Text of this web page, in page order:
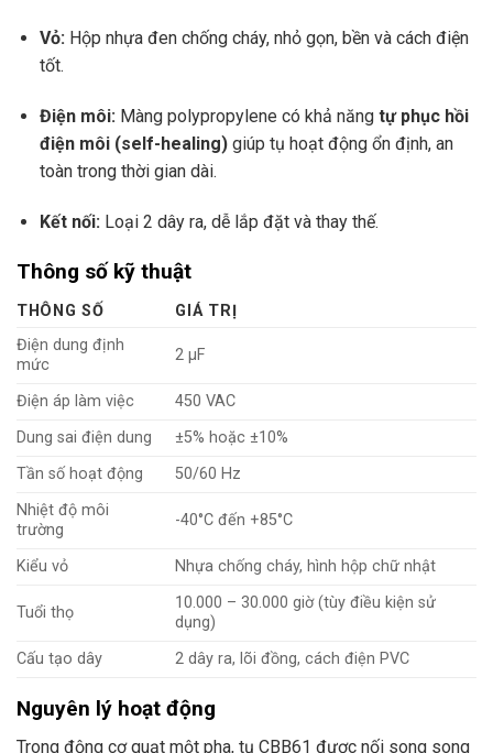
Vỏ:Hộp nhựa đen chống cháy, nhỏ gọn, bền và cách điện
tốt.
Điện môi:Màng polypropylene có khả năng tự phục hồi
điện môi (self-healing)giúp tụ hoạt động ổn định, an
toàn trong thời gian dài.
Kết nối:Loại 2 dây ra, dễ lắp đặt và thay thế.
Thông số kỹ thuật
THÔNG SỐ
GIÁ TRỊ
Điện dung định
mức
2 µF
Điện áp làm việc
450 VAC
Dung sai điện dung
±5% hoặc ±10%
Tần số hoạt động
50/60 Hz
Nhiệt độ môi
trường
-40°C đến +85°C
Kiểu vỏ Nhựa chống cháy, hình hộp chữ nhật
Tuổi thọ
10.000 – 30.000 giờ (tùy điều kiện sử
dụng)
Cấu tạo dây
2 dây ra, lõi đồng, cách điện PVC
Nguyên lý hoạt động
Trong động cơ quạt một pha, tụ CBB61 được nối song song